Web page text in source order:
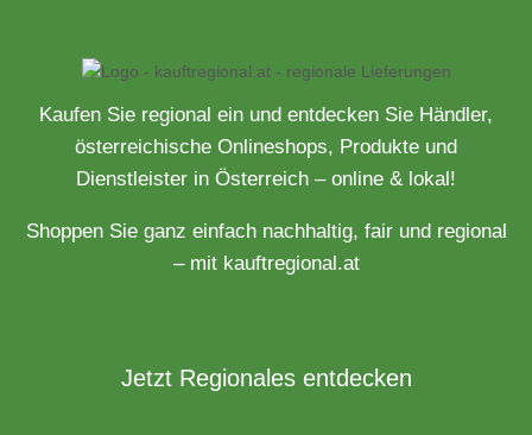
Kaufen Sie regional ein und entdecken Sie Händler,
österreichische Onlineshops, Produkte und
Dienstleister in Österreich – online & lokal!
Shoppen Sie ganz einfach nachhaltig, fair und regional
– mit kauftregional.at
Jetzt Regionales entdecken